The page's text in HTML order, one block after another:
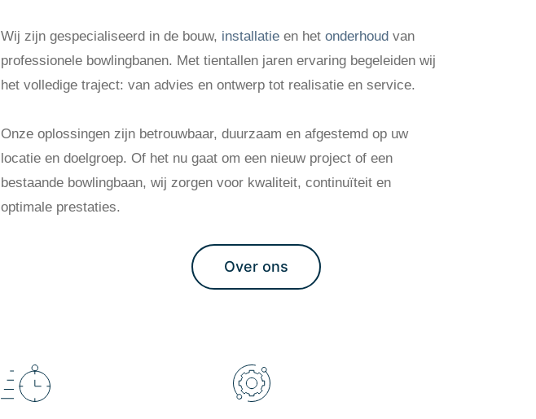
Wij zijn gespecialiseerd in de bouw, installatie en het onderhoud van
professionele bowlingbanen. Met tientallen jaren ervaring begeleiden wij
het volledige traject: van advies en ontwerp tot realisatie en service.
Onze oplossingen zijn betrouwbaar, duurzaam en afgestemd op uw
locatie en doelgroep. Of het nu gaat om een nieuw project of een
bestaande bowlingbaan, wij zorgen voor kwaliteit, continuïteit en
optimale prestaties.
Over ons